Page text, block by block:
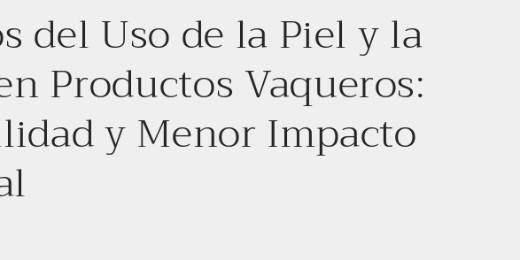
del Uso de la Piel y la
Productos Vaqueros:
y Menor Impacto